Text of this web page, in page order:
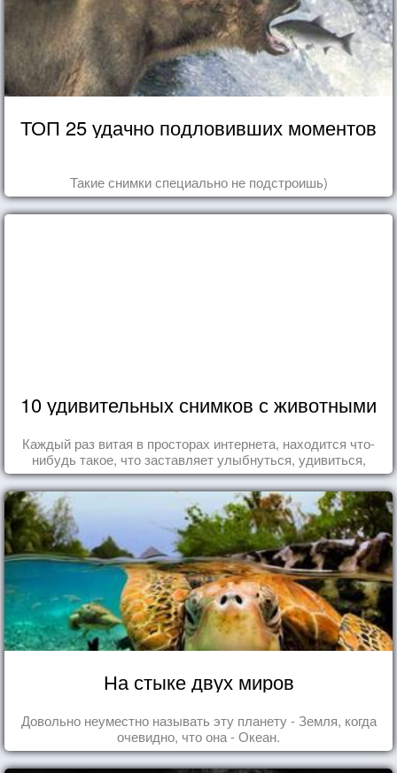
ТОП 25 удачно подловивших моментов
Такие снимки специально не подстроишь)
10 удивительных снимков с животными
Каждый раз витая в просторах интернета, находится что-
нибудь такое, что заставляет улыбнуться, удивиться,
восхититься...
На стыке двух миров
Довольно неуместно называть эту планету - Земля, когда
очевидно, что она - Океан.